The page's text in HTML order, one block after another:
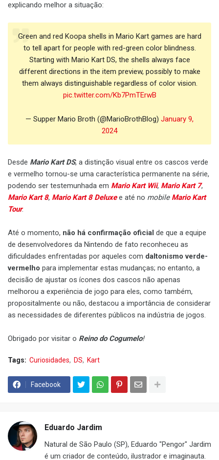
explicando melhor a situação:
Green and red Koopa shells in Mario Kart games are hard
to tell apart for people with red-green color blindness.
Starting with Mario Kart DS, the shells always face
different directions in the item preview, possibly to make
them always distinguishable regardless of color vision.
pic.twitter.com/Kb7PmTErwB
— Supper Mario Broth (@MarioBrothBlog) January 9,
2024
Desde Mario Kart DS, a distinção visual entre os cascos verde
e vermelho tornou-se uma característica permanente na série,
podendo ser testemunhada em Mario Kart Wii, Mario Kart 7,
Mario Kart 8, Mario Kart 8 Deluxee até no mobile Mario Kart
Tour.
Até o momento, não há confirmação oficial de que a equipe
de desenvolvedores da Nintendo de fato reconheceu as
dificuldades enfrentadas por aqueles com daltonismo verde-
vermelho para implementar estas mudanças; no entanto, a
decisão de ajustar os ícones dos cascos não apenas
melhorou a experiência de jogo para eles, como também,
propositalmente ou não, destacou a importância de considerar
as necessidades de diferentes públicos na indústria de jogos.
Obrigado por visitar o Reino do Cogumelo!
Tags: Curiosidades DS Kart
Facebook
Eduardo Jardim
Natural de São Paulo (SP), Eduardo "Pengor" Jardim
é um criador de conteúdo, ilustrador e imaginauta.